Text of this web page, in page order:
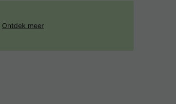
Ontdek meer